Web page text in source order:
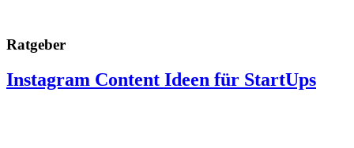
Ratgeber
Instagram Content Ideen für StartUps